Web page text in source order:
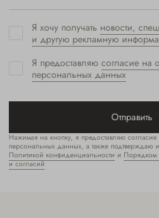
Я хочу получать новости,
и другую рекламную
Я предоставляю согласие на
персональных данных
Отправить
Нажимая на кнопку, я предоставляю согласие
персональных данных, а также подтверждаю
Политикой конфиденциальности и Порядком
и согласий